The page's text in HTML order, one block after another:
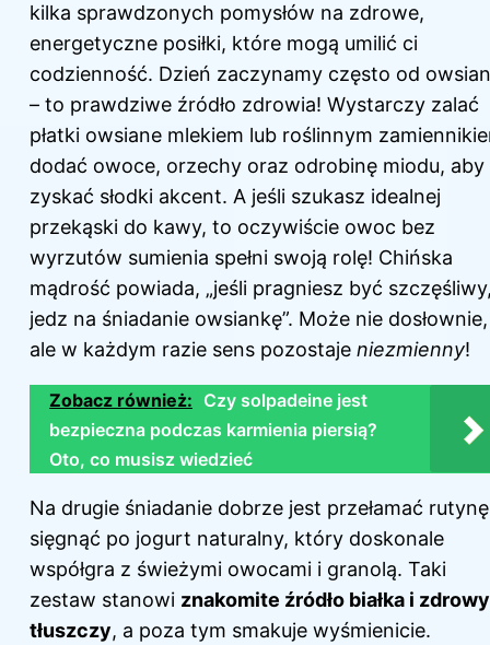
kilka sprawdzonych pomysłów na zdrowe,
energetyczne posiłki, które mogą umilić ci
codzienność. Dzień zaczynamy często od
– to prawdziwe źródło zdrowia! Wystarczy zalać
płatki owsiane mlekiem lub roślinnym
dodać owoce, orzechy oraz odrobinę miodu, aby
zyskać słodki akcent. A jeśli szukasz idealnej
przekąski do kawy, to oczywiście owoc bez
wyrzutów sumienia spełni swoją rolę! Chińska
mądrość powiada, „jeśli pragniesz być
jedz na śniadanie owsiankę”. Może nie dosłownie,
ale w każdym razie sens pozostaje niezmienny!
Zobacz również: Czy solpadeine jest
bezpieczna podczas karmienia piersią?
Oto, co musisz wiedzieć
Na drugie śniadanie dobrze jest przełamać
sięgnąć po jogurt naturalny, który doskonale
współgra z świeżymi owocami i granolą. Taki
zestaw stanowi znakomite źródło białka i
tłuszczy, a poza tym smakuje wyśmienicie.